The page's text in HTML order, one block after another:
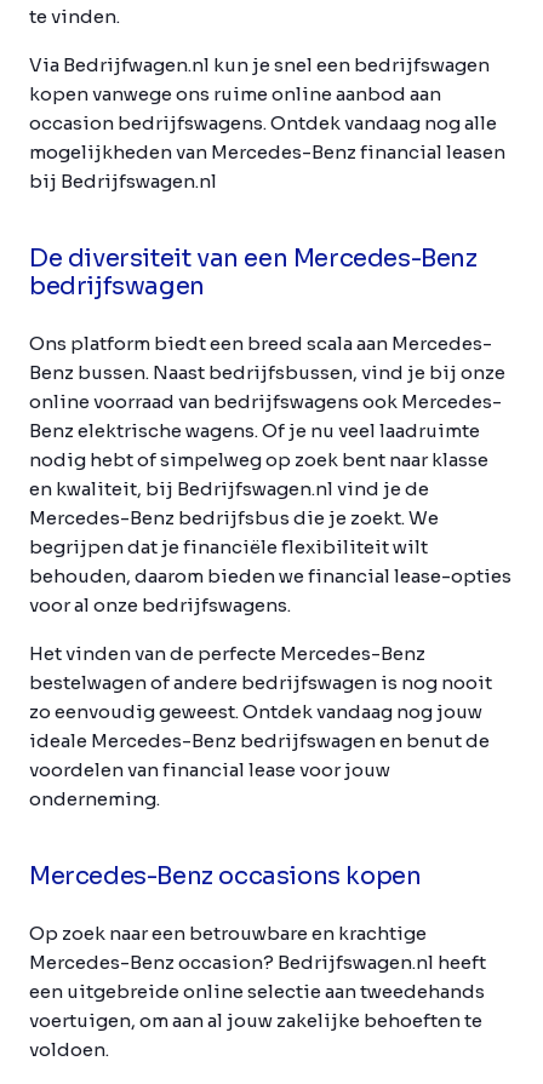
te vinden.
Via Bedrijfwagen.nl kun je snel een bedrijfswagen
kopen vanwege ons ruime online aanbod aan
occasion bedrijfswagens. Ontdek vandaag nog alle
mogelijkheden van Mercedes-Benz financial leasen
bij Bedrijfswagen.nl
De diversiteit van een Mercedes-Benz
bedrijfswagen
Ons platform biedt een breed scala aan Mercedes-
Benz bussen. Naast bedrijfsbussen, vind je bij onze
online voorraad van bedrijfswagens ook Mercedes-
Benz elektrische wagens. Of je nu veel laadruimte
nodig hebt of simpelweg op zoek bent naar klasse
en kwaliteit, bij Bedrijfswagen.nl vind je de
Mercedes-Benz bedrijfsbus die je zoekt. We
begrijpen dat je financiële flexibiliteit wilt
behouden, daarom bieden we financial lease-opties
voor al onze bedrijfswagens.
Het vinden van de perfecte Mercedes-Benz
bestelwagen of andere bedrijfswagen is nog nooit
zo eenvoudig geweest. Ontdek vandaag nog jouw
ideale Mercedes-Benz bedrijfswagen en benut de
voordelen van financial lease voor jouw
onderneming.
Mercedes-Benz occasions kopen
Op zoek naar een betrouwbare en krachtige
Mercedes-Benz occasion? Bedrijfswagen.nl heeft
een uitgebreide online selectie aan tweedehands
voertuigen, om aan al jouw zakelijke behoeften te
voldoen.